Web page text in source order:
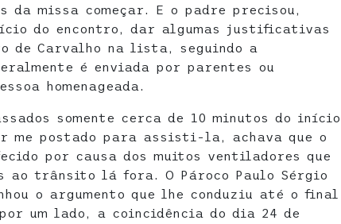
da missa começar. E o padre precisou,
do encontro, dar algumas justificativas
de Carvalho na lista, seguindo a
é enviada por parentes ou
homenageada.
somente cerca de 10 minutos do início
me postado para assisti-la, achava que o
por causa dos muitos ventiladores que
ao trânsito lá fora. O Pároco Paulo Sérgio
o argumento que lhe conduziu até o final
por um lado, a coincidência do dia 24 de